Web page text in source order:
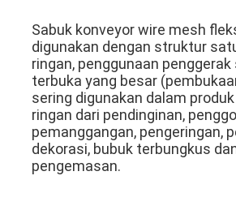
Sabuk konveyor wire mesh
digunakan dengan struktur
ringan, penggunaan
terbuka yang besar
sering digunakan dalam
ringan dari pendinginan,
pemanggangan, pengeringan,
dekorasi, bubuk terbungkus
pengemasan.